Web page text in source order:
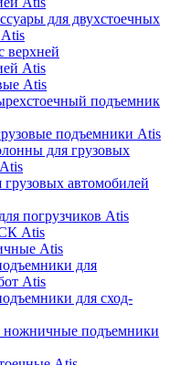
для двухстоечных
верхней
Atis
Atis
подъемник
подъемники Atis
для грузовых
автомобилей
погрузчиков Atis
Atis
Atis
для
Atis
для сход-
ножничные подъемники